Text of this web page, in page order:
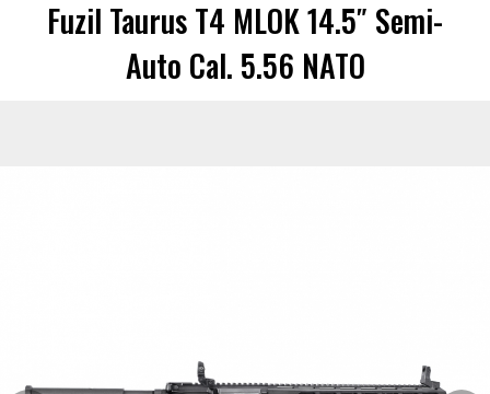
Fuzil Taurus T4 MLOK 14.5″ Semi-
Auto Cal. 5.56 NATO